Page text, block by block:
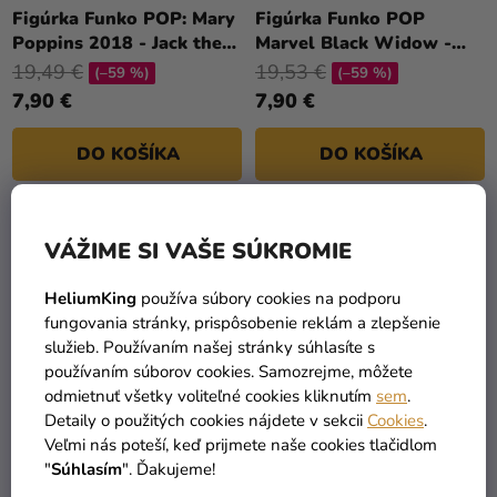
VÁŽIME SI VAŠE SÚKROMIE
HeliumKing používa súbory cookies na podporu
fungovania stránky, prispôsobenie reklám a zlepšenie
služieb. Používaním našej stránky súhlasíte s
používaním súborov cookies. Samozrejme, môžete
odmietnuť všetky voliteľné cookies kliknutím sem.
Detaily o použitých cookies nájdete v sekcii Cookies.
Veľmi nás poteší, keď prijmete naše cookies tlačidlom
"Súhlasím". Ďakujeme!
a merch
Sviatky
Kreatívne
potreby
Personalizované
produkty
Témy
O
nás
Párty
Blog
Kontakt
T
O
V
Figúrka Funko POP: Mary
Poppins 2018 - Jack the
Lamplighter
7,90 €
19,49 € (–59 %)
DO KOŠÍKA
Figúrka Funko POP
Marvel Black Widow -
Taskmaster w/ Shield
7,90 €
19,53 € (–59 %)
DO KOŠÍKA
O
L
Á
D
A
C
I
E
2položiek celkom
TOVAR SKLADOM
viac ako 30 000 produktov
DOPRAVA ZADARMO
už od 49 Eur